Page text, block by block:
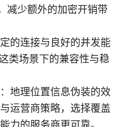
减少额外的加密开销带
的连接与良好的并发能
类场景下的兼容性与稳
地理位置信息伪装的效
运营商策略，选择覆盖